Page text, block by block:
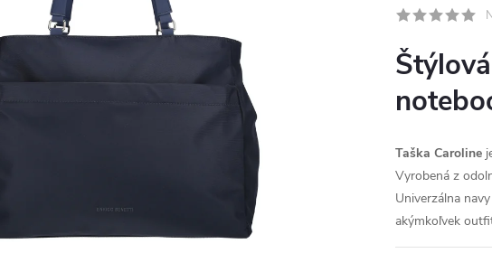
Taška Caroline
Vyrobená z
Univerzálna
akýmkoľvek